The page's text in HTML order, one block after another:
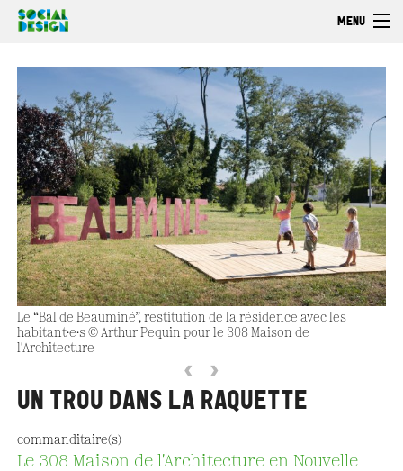
Aller au contenu principal
MENU
Découvrir
Faire
Explorer
Le “Bal de Beauminé”, restitution de la résidence avec les
habitant·e·s © Arthur Pequin pour le 308 Maison de
l'Architecture
‹ ›
UN TROU DANS LA RAQUETTE
commanditaire(s)
Le 308 Maison de l'Architecture en Nouvelle